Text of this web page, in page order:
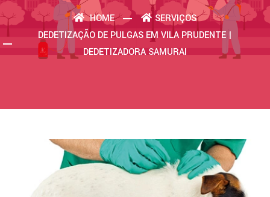
HOME
SERVIÇOS
DEDETIZAÇÃO DE PULGAS EM VILA PRUDENTE |
DEDETIZADORA SAMURAI